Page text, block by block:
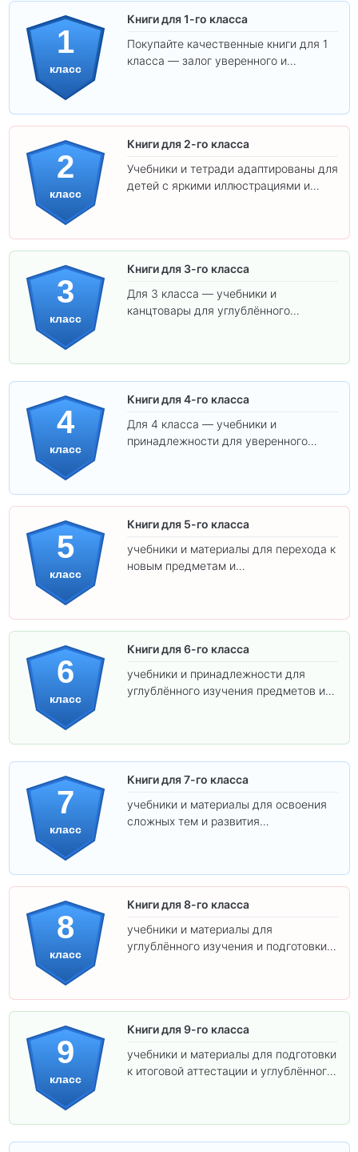
1
класс
Книги для 1-го класса
Покупайте качественные книги для 1
класса — залог уверенного и
2
класс
Книги для 2-го класса
Учебники и тетради адаптированы для
детей с яркими иллюстрациями и
3
класс
Книги для 3-го класса
Для 3 класса — учебники и
канцтовары для углублённого
4
класс
Книги для 4-го класса
Для 4 класса — учебники и
принадлежности для уверенного
5
класс
Книги для 5-го класса
учебники и материалы для перехода к
новым предметам и
6
класс
Книги для 6-го класса
учебники и принадлежности для
углублённого изучения предметов и
7
класс
Книги для 7-го класса
учебники и материалы для освоения
сложных тем и развития
8
класс
Книги для 8-го класса
учебники и материалы для
углублённого изучения и подготовки к
9
класс
Книги для 9-го класса
учебники и материалы для подготовки
к итоговой аттестации и углублённого